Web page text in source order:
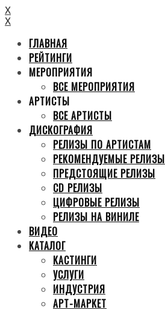
X
X
ГЛАВНАЯ
РЕЙТИНГИ
МЕРОПРИЯТИЯ
ВСЕ МЕРОПРИЯТИЯ
АРТИСТЫ
ВСЕ АРТИСТЫ
ДИСКОГРАФИЯ
РЕЛИЗЫ ПО АРТИСТАМ
РЕКОМЕНДУЕМЫЕ РЕЛИЗЫ
ПРЕДСТОЯЩИЕ РЕЛИЗЫ
CD РЕЛИЗЫ
ЦИФРОВЫЕ РЕЛИЗЫ
РЕЛИЗЫ НА ВИНИЛЕ
ВИДЕО
КАТАЛОГ
КАСТИНГИ
УСЛУГИ
ИНДУСТРИЯ
АРТ-МАРКЕТ